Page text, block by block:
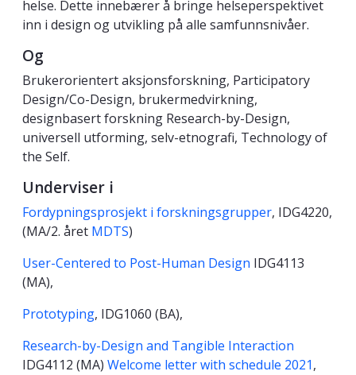
helse. Dette innebærer å bringe helseperspektivet
inn i design og utvikling på alle samfunnsnivåer.
Og
Brukerorientert aksjonsforskning, Participatory
Design/Co-Design, brukermedvirkning,
designbasert forskning Research-by-Design,
universell utforming, selv-etnografi, Technology of
the Self.
Underviser i
Fordypningsprosjekt i forskningsgrupper, IDG4220,
(MA/2. året MDTS)
User-Centered to Post-Human Design IDG4113
(MA),
Prototyping, IDG1060 (BA),
Research-by-Design and Tangible Interaction
IDG4112 (MA) Welcome letter with schedule 2021,